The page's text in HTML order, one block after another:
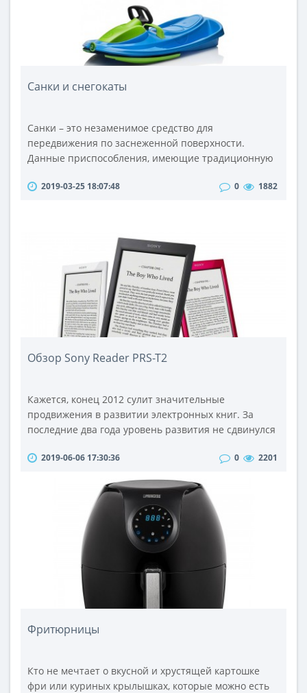
Санки и снегокаты
Санки – это незаменимое средство для
передвижения по заснеженной поверхности.
Данные приспособления, имеющие традиционную
полозья выполнены из металлического сплава. В
конструкция обеспечивает безопасность малыша в
процессе передвиж..
2019-03-25 18:07:48 0 1882
Обзор Sony Reader PRS-T2
Кажется, конец 2012 сулит значительные
продвижения в развитии электронных книг. За
последние два года уровень развития не сдвинулся
копирку: монохромный экран Vizplex или E-Ink Pearl,
приоритетная ставка на сочетание низкой цены и
простого доступа к магазину литературы. В 2013
году должен состояться переломны..
2019-06-06 17:30:36 0 2201
Фритюрницы
Кто не мечтает о вкусной и хрустящей картошке
фри или куриных крылышках, которые можно есть